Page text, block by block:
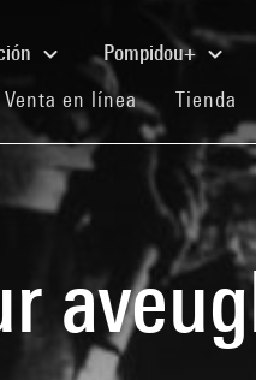
Pompidou+
Venta en línea(current)
Tienda